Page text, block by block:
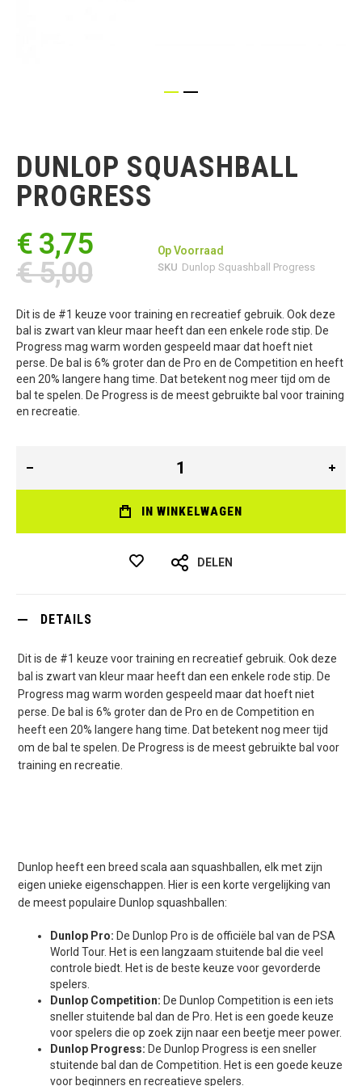
begin
van
de
afbeeldingen-
DUNLOP SQUASHBALL
PROGRESS
€ 3,75
€ 5,00
Op Voorraad
SKU Dunlop Squashball Progress
Dit is de #1 keuze voor training en recreatief gebruik. Ook deze
bal is zwart van kleur maar heeft dan een enkele rode stip. De
Progress mag warm worden gespeeld maar dat hoeft niet
perse. De bal is 6% groter dan de Pro en de Competition en heeft
een 20% langere hang time. Dat betekent nog meer tijd om de
bal te spelen. De Progress is de meest gebruikte bal voor training
en recreatie.
IN WINKELWAGEN
DELEN
DETAILS
Dit is de #1 keuze voor training en recreatief gebruik. Ook deze
bal is zwart van kleur maar heeft dan een enkele rode stip. De
Progress mag warm worden gespeeld maar dat hoeft niet
perse. De bal is 6% groter dan de Pro en de Competition en
heeft een 20% langere hang time. Dat betekent nog meer tijd
om de bal te spelen. De Progress is de meest gebruikte bal voor
training en recreatie.
Dunlop heeft een breed scala aan squashballen, elk met zijn
eigen unieke eigenschappen. Hier is een korte vergelijking van
de meest populaire Dunlop squashballen:
Dunlop Pro: De Dunlop Pro is de officiële bal van de PSA
World Tour. Het is een langzaam stuitende bal die veel
controle biedt. Het is de beste keuze voor gevorderde
spelers.
Dunlop Competition: De Dunlop Competition is een iets
sneller stuitende bal dan de Pro. Het is een goede keuze
voor spelers die op zoek zijn naar een beetje meer power.
Dunlop Progress: De Dunlop Progress is een sneller
stuitende bal dan de Competition. Het is een goede keuze
voor beginners en recreatieve spelers.